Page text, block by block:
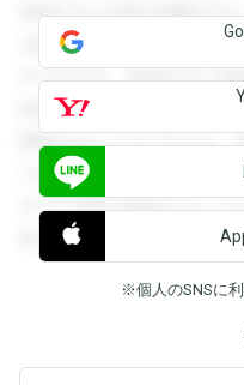
登録すると回答を閲覧する
を閲覧することができます
ができます。登録すると回
録すると回答を閲覧するこ
閲覧することができます。
できます。登録すると回答
すると回答を閲覧すること
覧することができます。
※個人のSNSに